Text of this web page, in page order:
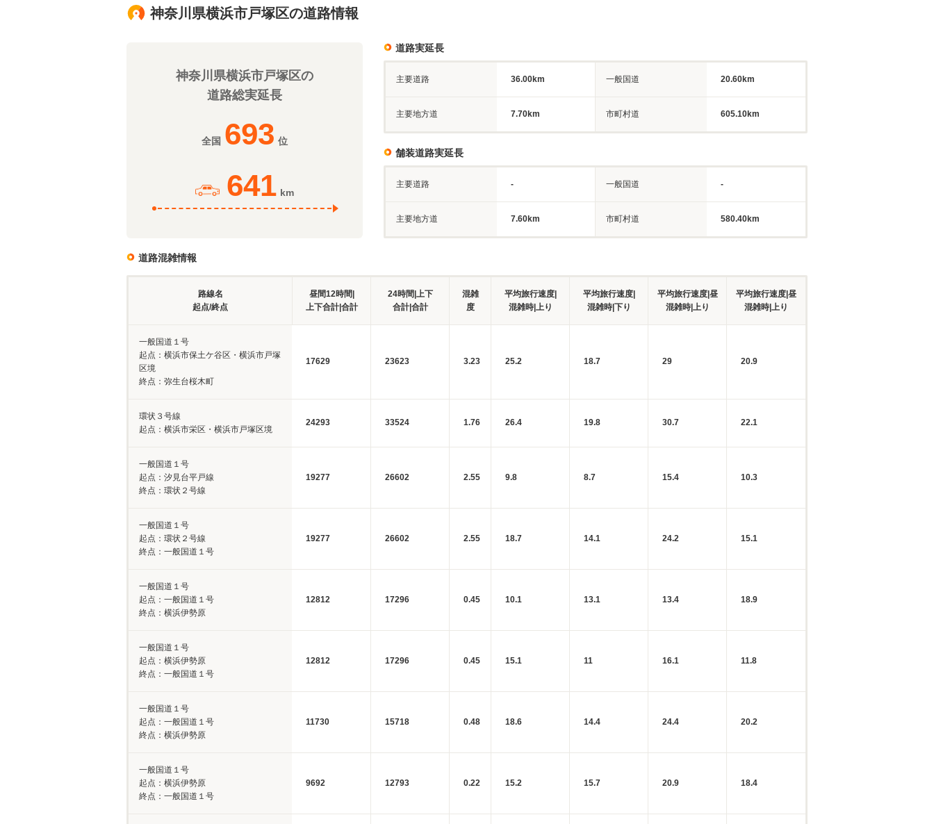
神奈川県横浜市戸塚区の道路情報
神奈川県横浜市戸塚区の
道路総実延長
全国 693 位
641 km
道路実延長
主要道路 36.00km 一般国道 20.60km
主要地方道 7.70km 市町村道 605.10km
舗装道路実延長
主要道路 - 一般国道 -
主要地方道 7.60km 市町村道 580.40km
道路混雑情報
路線名
起点/終点
昼間12時間|
上下合計|合計
24時間|上下
合計|合計
混雑
度
平均旅行速度|
混雑時|上り
平均旅行速度|
混雑時|下り
平均旅行速度|昼
混雑時|上り
平均旅行速度|昼
混雑時|上り
一般国道１号
起点：横浜市保土ケ谷区・横浜市戸塚
区境
終点：弥生台桜木町
17629 23623 3.23 25.2 18.7 29 20.9
環状３号線
起点：横浜市栄区・横浜市戸塚区境
24293 33524 1.76 26.4 19.8 30.7 22.1
一般国道１号
起点：汐見台平戸線
終点：環状２号線
19277 26602 2.55 9.8 8.7 15.4 10.3
一般国道１号
起点：環状２号線
終点：一般国道１号
19277 26602 2.55 18.7 14.1 24.2 15.1
一般国道１号
起点：一般国道１号
終点：横浜伊勢原
12812 17296 0.45 10.1 13.1 13.4 18.9
一般国道１号
起点：横浜伊勢原
終点：一般国道１号
12812 17296 0.45 15.1 11 16.1 11.8
一般国道１号
起点：一般国道１号
終点：横浜伊勢原
11730 15718 0.48 18.6 14.4 24.4 20.2
一般国道１号
起点：横浜伊勢原
終点：一般国道１号
9692 12793 0.22 15.2 15.7 20.9 18.4